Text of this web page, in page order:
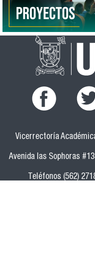
Vicerrectoría
Avenida las Sophoras
Teléfonos (562)